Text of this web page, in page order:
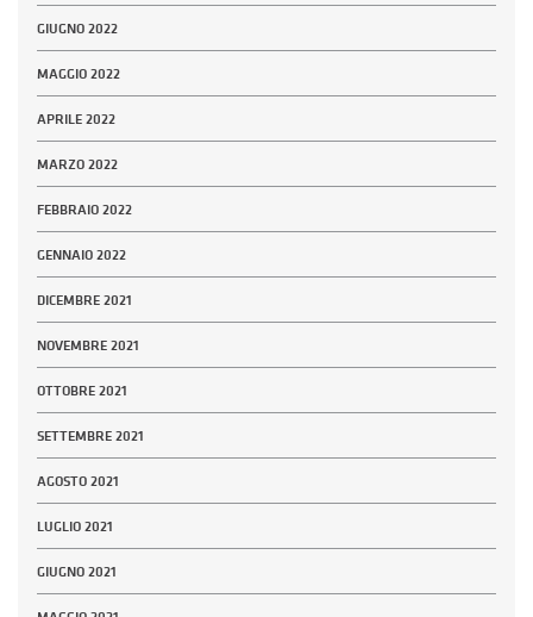
GIUGNO 2022
MAGGIO 2022
APRILE 2022
MARZO 2022
FEBBRAIO 2022
GENNAIO 2022
DICEMBRE 2021
NOVEMBRE 2021
OTTOBRE 2021
SETTEMBRE 2021
AGOSTO 2021
LUGLIO 2021
GIUGNO 2021